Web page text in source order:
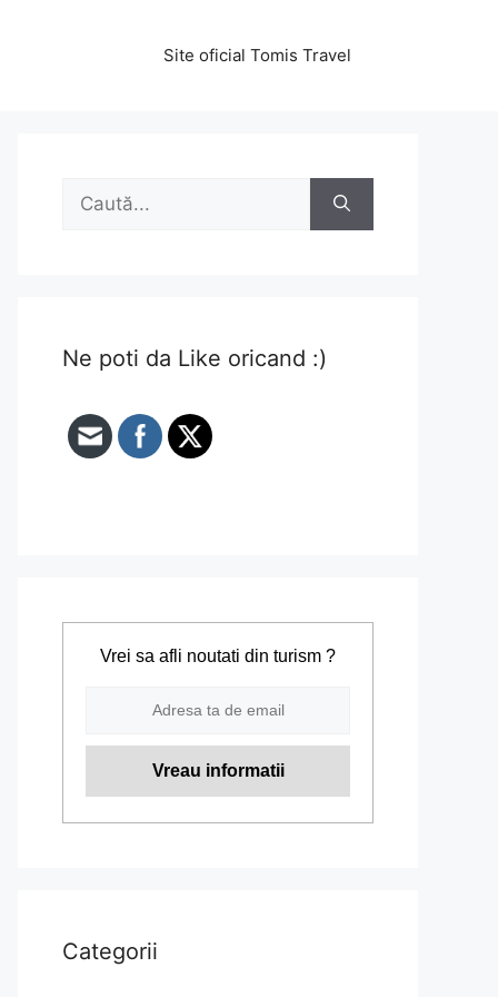
Site oficial Tomis Travel
Caută
Ne poti da Like oricand :)
Vrei sa afli noutati din turism ?
Categorii